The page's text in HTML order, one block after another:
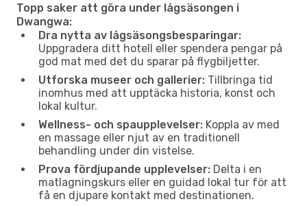
Topp saker att göra under lågsäsongen i
Dwangwa:
Dra nytta av lågsäsongsbesparingar:
Uppgradera ditt hotell eller spendera pengar på
god mat med det du sparar på flygbiljetter.
Utforska museer och gallerier: Tillbringa tid
inomhus med att upptäcka historia, konst och
lokal kultur.
Wellness- och spaupplevelser: Koppla av med
en massage eller njut av en traditionell
behandling under din vistelse.
Prova fördjupande upplevelser: Delta i en
matlagningskurs eller en guidad lokal tur för att
få en djupare kontakt med destinationen.